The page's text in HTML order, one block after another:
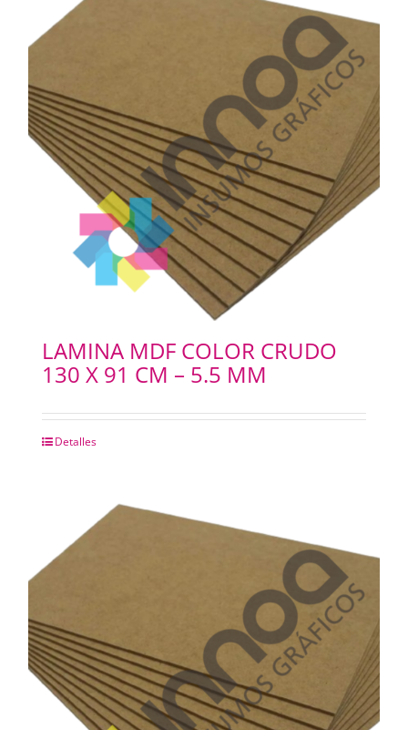
LAMINA MDF COLOR CRUDO
130 X 91 CM – 5.5 MM
Detalles